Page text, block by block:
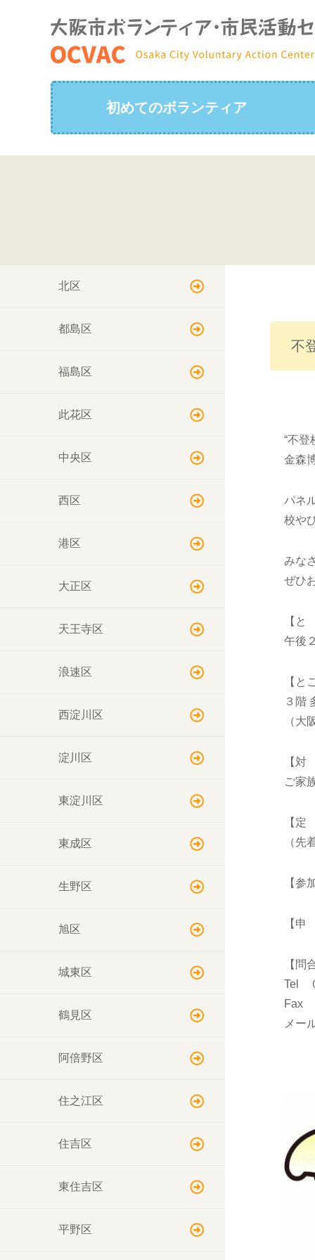
初めてのボランティア
北区
都島区
福島区
此花区
中央区
西区
港区
大正区
天王寺区
浪速区
西淀川区
淀川区
東淀川区
東成区
生野区
旭区
城東区
鶴見区
阿倍野区
住之江区
住吉区
東住吉区
平野区
不
“不登
金森
パネ
校や
みな
ぜひ
【
午後
【と
３階
（大
【
ご家
【
（先
【参
【
【問
Tel
Fax
メー